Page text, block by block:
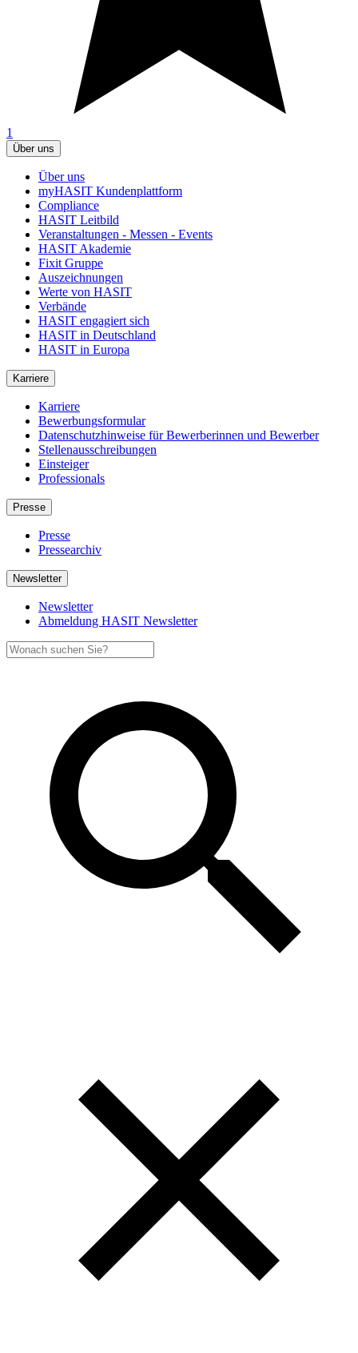
1
Über uns
Über uns
myHASIT Kundenplattform
Compliance
HASIT Leitbild
Veranstaltungen - Messen - Events
HASIT Akademie
Fixit Gruppe
Auszeichnungen
Werte von HASIT
Verbände
HASIT engagiert sich
HASIT in Deutschland
HASIT in Europa
Karriere
Karriere
Bewerbungsformular
Datenschutzhinweise für Bewerberinnen und Bewerber
Stellenausschreibungen
Einsteiger
Professionals
Presse
Presse
Pressearchiv
Newsletter
Newsletter
Abmeldung HASIT Newsletter